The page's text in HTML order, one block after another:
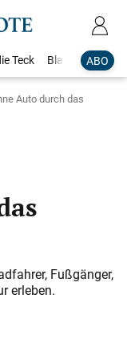
ABO
Teck Blaulicht
Auto durch das
Fußgänger,
erleben.